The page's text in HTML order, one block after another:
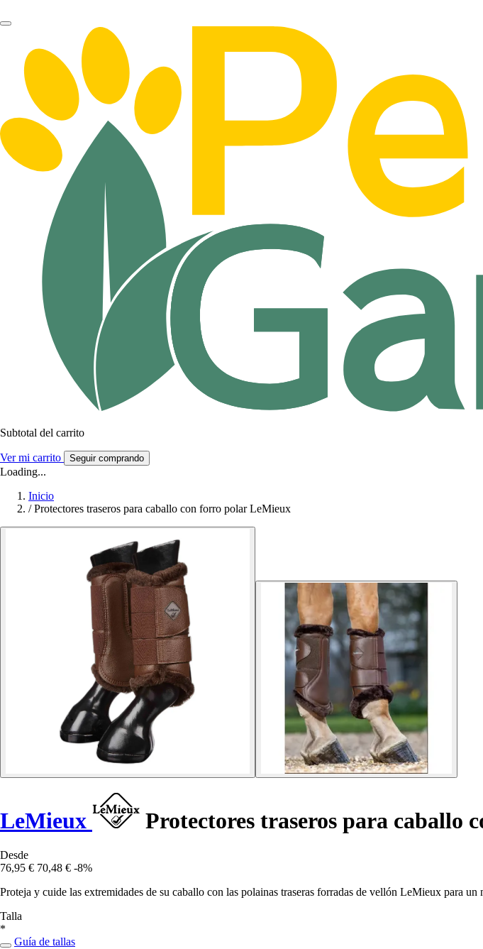
Subtotal del carrito
Ver mi carrito Seguir comprando
Loading...
Inicio
/ Protectores traseros para caballo con forro polar LeMieux
LeMieux Protectores traseros para caballo
Desde
76,95 € 70,48 € -8%
Proteja y cuide las extremidades de su caballo con las polainas traseras forradas de vellón LeMieux para un
Talla
*
Guía de tallas